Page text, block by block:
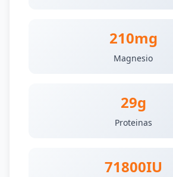
210mg
Magnesio
29g
Proteinas
71800IU